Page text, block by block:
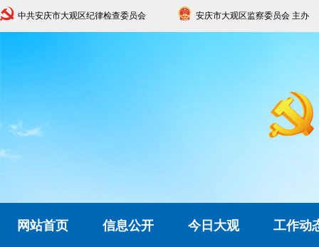
中共安庆市大观区纪律检查委员会 安庆市大观区监察委员会 主办
网站首页 信息公开 今日大观 工作动